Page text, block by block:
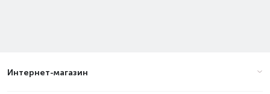
Интернет-магазин